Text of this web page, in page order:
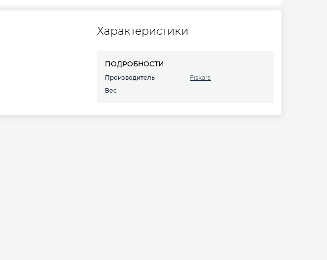
Характеристики
ПОДРОБНОСТИ
Производитель
Fiskars
Вес